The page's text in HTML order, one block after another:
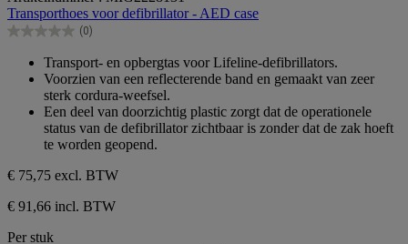
van
de
5
Transporthoes voor defibrillator - AED case
(0)
0.0
sterren.
Transport- en opbergtas voor Lifeline-defibrillators.
Voorzien van een reflecterende band en gemaakt van zeer
sterk cordura-weefsel.
Een deel van doorzichtig plastic zorgt dat de operationele
status van de defibrillator zichtbaar is zonder dat de zak hoeft
te worden geopend.
€ 75,75 excl. BTW
€ 91,66 incl. BTW
Per stuk